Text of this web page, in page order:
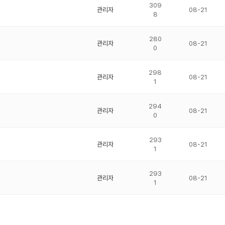
관리자
309
8
08-21
관리자
280
0
08-21
관리자
298
1
08-21
관리자
294
0
08-21
관리자
293
1
08-21
관리자
293
1
08-21